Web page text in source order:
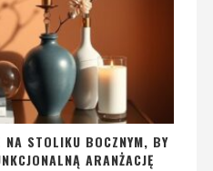
NA STOLIKU BOCZNYM, BY
ARANŻACJĘ